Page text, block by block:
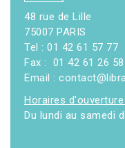
48 rue de Lille
75007 PARIS
Tel : 01 42 61 57 77
Fax : 01 42 61 26 58
Email :
Horaires d'ouverture
Du lundi au samedi